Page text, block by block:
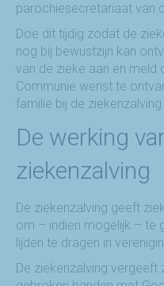
parochiesecretariaat van
Doe dit tijdig zodat de
nog bij bewustzijn kan
van de zieke aan en meld
Communie wenst te
familie bij de
De werking
ziekenzalving
De ziekenzalving geeft
om – indien mogelijk – te
lijden te dragen in
De ziekenzalving vergeeft